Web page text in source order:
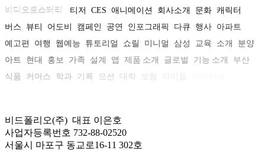
비디오로스터리
티저 CES 애니메이션 회사소개 문화 캐릭터
버스
뷰티 어도비 캠페인 공연 인포그래픽 다큐 행사 아파트
예고편
여행 웹예능 튜토리얼 쇼릴 미니멀 삼성 교육 소개
분양
아트
현대 홍보 가족 설계 앱 제품 소개 글로벌 기능 소개
부산
식품
커머스 학과 기록 모션 대학 보험
비드폴리오(주) 대표 이은호
사업자등록번호 732-88-02520
서울시 마포구 동교로16-11 302호